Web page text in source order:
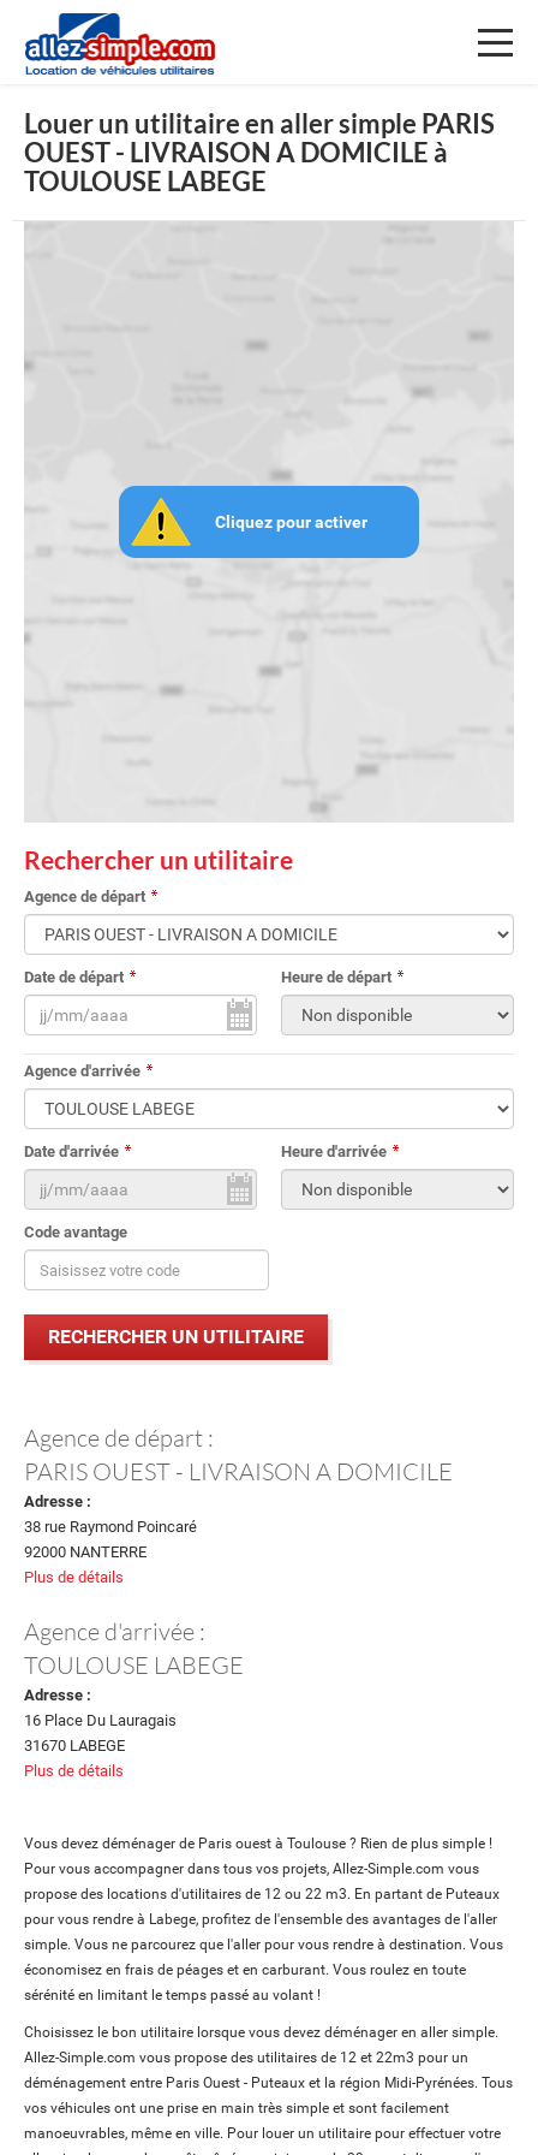
Louer un utilitaire en aller simple PARIS
OUEST - LIVRAISON A DOMICILE à
TOULOUSE LABEGE
Cliquez pour activer
Rechercher un utilitaire
Agence de départ
Date de départ Heure de départ
Agence d'arrivée
Date d'arrivée Heure d'arrivée
Code avantage
Agence de départ :
PARIS OUEST - LIVRAISON A DOMICILE
Adresse :
38 rue Raymond Poincaré
92000 NANTERRE
Plus de détails
Agence d'arrivée :
TOULOUSE LABEGE
Adresse :
16 Place Du Lauragais
31670 LABEGE
Plus de détails
Vous devez déménager de Paris ouest à Toulouse ? Rien de plus simple !
Pour vous accompagner dans tous vos projets, Allez-Simple.com vous
propose des locations d'utilitaires de 12 ou 22 m3. En partant de Puteaux
pour vous rendre à Labege, profitez de l'ensemble des avantages de l'aller
simple. Vous ne parcourez que l'aller pour vous rendre à destination. Vous
économisez en frais de péages et en carburant. Vous roulez en toute
sérénité en limitant le temps passé au volant !
Choisissez le bon utilitaire lorsque vous devez déménager en aller simple.
Allez-Simple.com vous propose des utilitaires de 12 et 22m3 pour un
déménagement entre Paris Ouest - Puteaux et la région Midi-Pyrénées. Tous
vos véhicules ont une prise en main très simple et sont facilement
manoeuvrables, même en ville. Pour louer un utilitaire pour effectuer votre